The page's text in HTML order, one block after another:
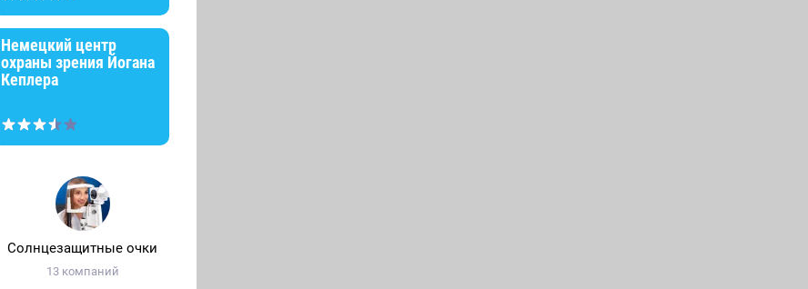
Немецкий центр
охраны зрения Йогана
Кеплера
Солнцезащитные очки
13 компаний